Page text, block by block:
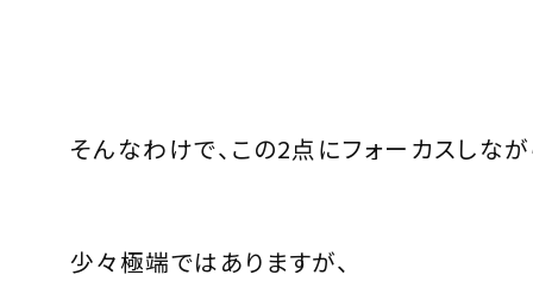
そんなわけで、この2点にフォーカスしな
少々極端ではありますが、